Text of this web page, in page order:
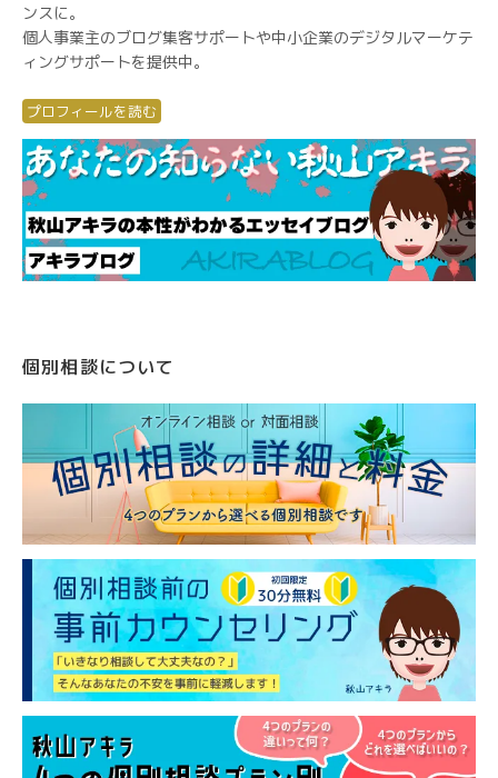
ンスに。
個人事業主のブログ集客サポートや中小企業のデジタルマーケテ
ィングサポートを提供中。
プロフィールを読む
個別相談について